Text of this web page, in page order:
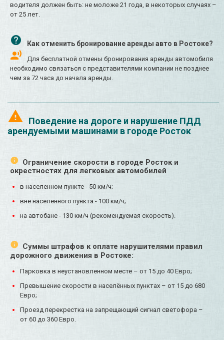
водителя должен быть: не моложе 21 года, в некоторых случаях –
от 25 лет.
Как отменить бронирование аренды авто в Ростоке?
Для бесплатной отмены бронирования аренды автомобиля
необходимо связаться с представителями компании не позднее
чем за 72 часа до начала аренды.
Поведение на дороге и нарушение ПДД
арендуемыми машинами в городе Росток
Ограничение скорости в городе Росток и
окрестностях для легковых автомобилей
в населенном пункте - 50 км/ч;
вне населенного пункта - 100 км/ч;
на автобане - 130 км/ч (рекомендуемая скорость).
Суммы штрафов к оплате нарушителями правил
дорожного движения в Ростоке:
Парковка в неустановленном месте – от 15 до 40 Евро;
Превышение скорости в населённых пунктах – от 15 до 680
Евро;
Проезд перекрестка на запрещающий сигнал светофора –
от 60 до 360 Евро.